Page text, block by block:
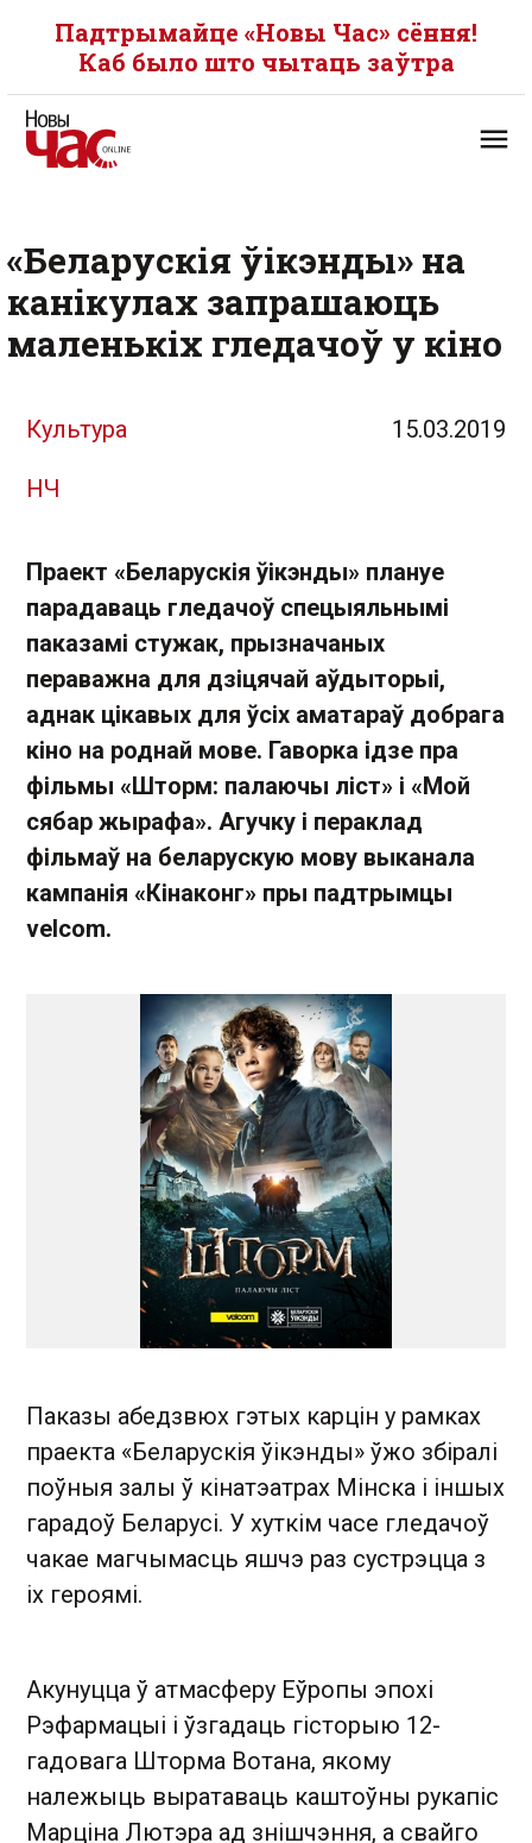
Падтрымайце «Новы Час» сёння!
Каб было што чытаць заўтра
«Беларускія ўікэнды» на
канікулах запрашаюць
маленькіх гледачоў у кіно
Культура 15.03.2019
НЧ
Праект «Беларускія ўікэнды» плануе
парадаваць гледачоў спецыяльнымі
паказамі стужак, прызначаных
пераважна для дзіцячай аўдыторыі,
аднак цікавых для ўсіх аматараў добрага
кіно на роднай мове. Гаворка ідзе пра
фільмы «Шторм: палаючы ліст» і «Мой
сябар жырафа». Агучку і пераклад
фільмаў на беларускую мову выканала
кампанія «Кінаконг» пры падтрымцы
velcom.
Паказы абедзвюх гэтых карцін у рамках
праекта «Беларускія ўікэнды» ўжо збіралі
поўныя залы ў кінатэатрах Мінска і іншых
гарадоў Беларусі. У хуткім часе гледачоў
чакае магчымасць яшчэ раз сустрэцца з
іх героямі.
Акунуцца ў атмасферу Еўропы эпохі
Рэфармацыі і ўзгадаць гісторыю 12-
гадовага Шторма Вотана, якому
належыць выратаваць каштоўны рукапіс
Марціна Лютэра ад знішчэння, а свайго